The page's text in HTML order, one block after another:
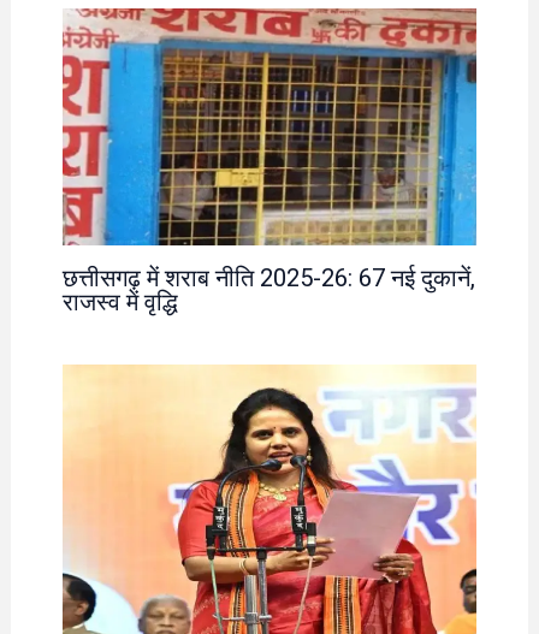
छत्तीसगढ़ में शराब नीति 2025-26: 67 नई दुकानें,
राजस्व में वृद्धि